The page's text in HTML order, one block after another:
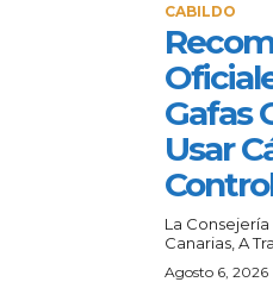
CABILDO
Gafas
Usar
La
Canarias, A
Agosto 6, 2026